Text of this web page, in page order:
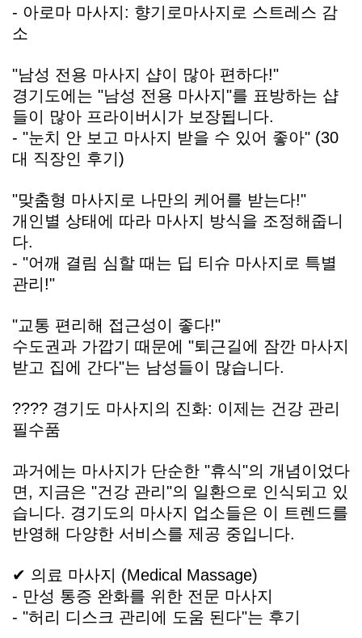
- 아로마 마사지: 향기로마사지로 스트레스 감
소
"남성 전용 마사지 샵이 많아 편하다!"
경기도에는 "남성 전용 마사지"를 표방하는 샵
들이 많아 프라이버시가 보장됩니다.
- "눈치 안 보고 마사지 받을 수 있어 좋아" (30
대 직장인 후기)
"맞춤형 마사지로 나만의 케어를 받는다!"
개인별 상태에 따라 마사지 방식을 조정해줍니
다.
- "어깨 결림 심할 때는 딥 티슈 마사지로 특별
관리!"
"교통 편리해 접근성이 좋다!"
수도권과 가깝기 때문에 "퇴근길에 잠깐 마사지
받고 집에 간다"는 남성들이 많습니다.
???? 경기도 마사지의 진화: 이제는 건강 관리
필수품
과거에는 마사지가 단순한 "휴식"의 개념이었다
면, 지금은 "건강 관리"의 일환으로 인식되고 있
습니다. 경기도의 마사지 업소들은 이 트렌드를
반영해 다양한 서비스를 제공 중입니다.
✔ 의료 마사지 (Medical Massage)
- 만성 통증 완화를 위한 전문 마사지
- "허리 디스크 관리에 도움 된다"는 후기